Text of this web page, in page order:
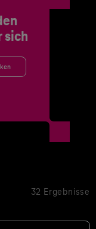
sich
32 Ergebnisse